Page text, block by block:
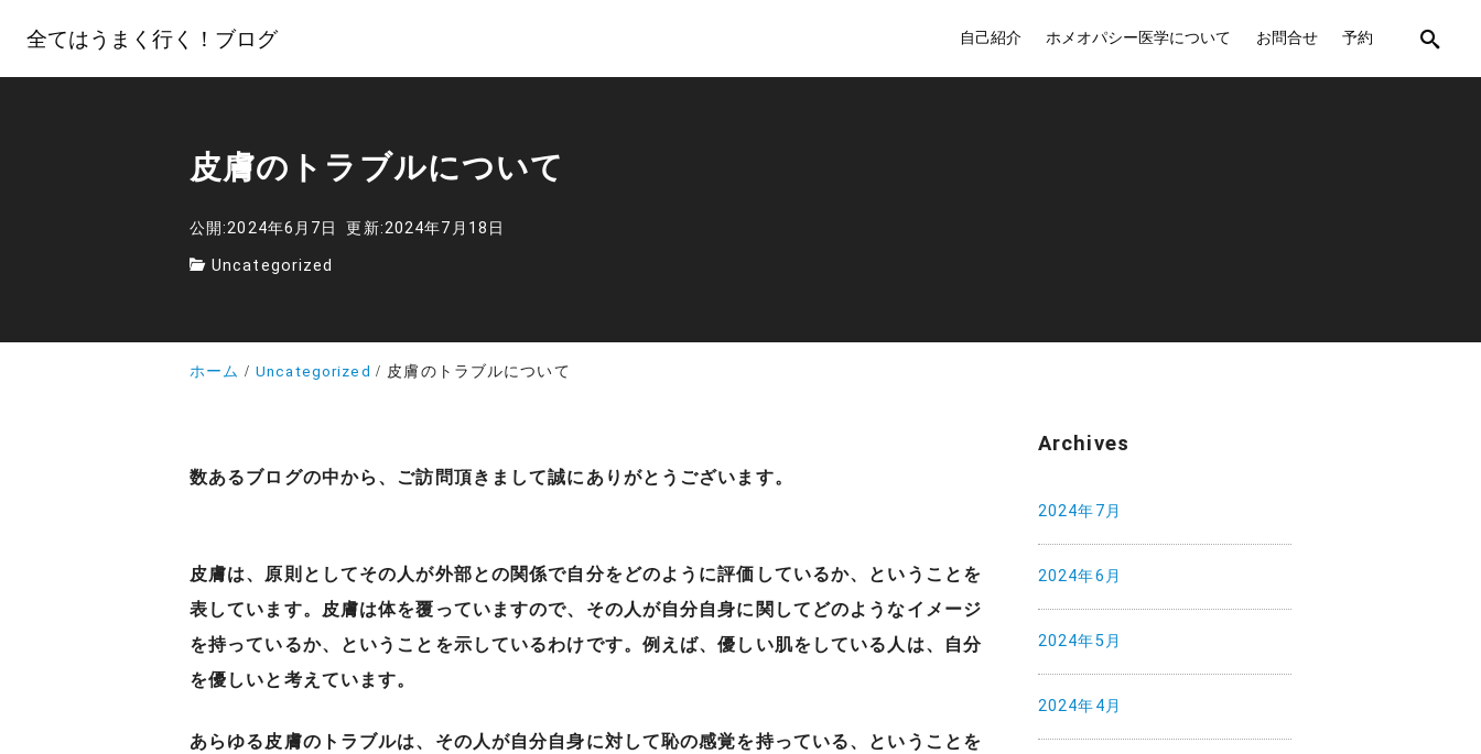
全てはうまく行く！ブログ 自己紹介 ホメオパシー医学について お問合せ 予約
皮膚のトラブルについて
公開:2024年6月7日
更新:2024年7月18日
Uncategorized
ホーム Uncategorized 皮膚のトラブルについて
数あるブログの中から、ご訪問頂きまして誠にありがとうございます。
皮膚は、原則としてその人が外部との関係で自分をどのように評価しているか、ということを
表しています。皮膚は体を覆っていますので、その人が自分自身に関してどのようなイメージ
を持っているか、ということを示しているわけです。例えば、優しい肌をしている人は、自分
を優しいと考えています。
あらゆる皮膚のトラブルは、その人が自分自身に対して恥の感覚を持っている、ということを
Archives
2024年7月
2024年6月
2024年5月
2024年4月